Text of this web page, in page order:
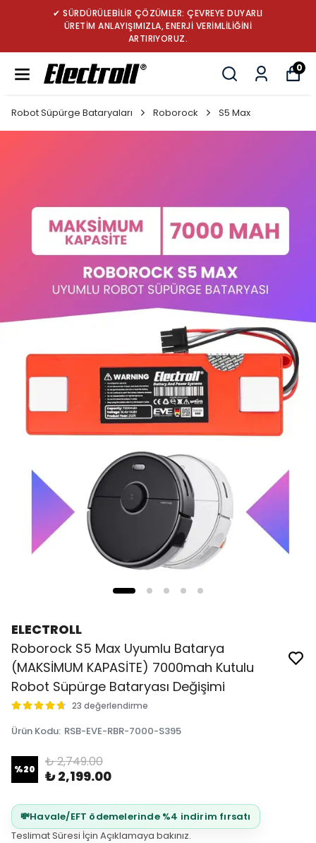
✔ TÜRKİYE’NİN LİDER ROBOT SÜPÜRGE BATARYA
MARKASI: GÜÇ, DAYANIKLILIK VE YENİLİK
0
Robot Süpürge Bataryaları Roborock S5 Max
ELECTROLL
Roborock S5 Max Uyumlu Batarya
(MAKSİMUM KAPASİTE) 7000mah Kutulu
Robot Süpürge Bataryası Değişimi
23 değerlendirme
Ürün Kodu: RSB-EVE-RBR-7000-S395
%20 ₺ 2,749.00
₺ 2,199.00
💸Havale/EFT ödemelerinde %4 indirim fırsatı
Teslimat Süresi İçin Açıklamaya bakınız.